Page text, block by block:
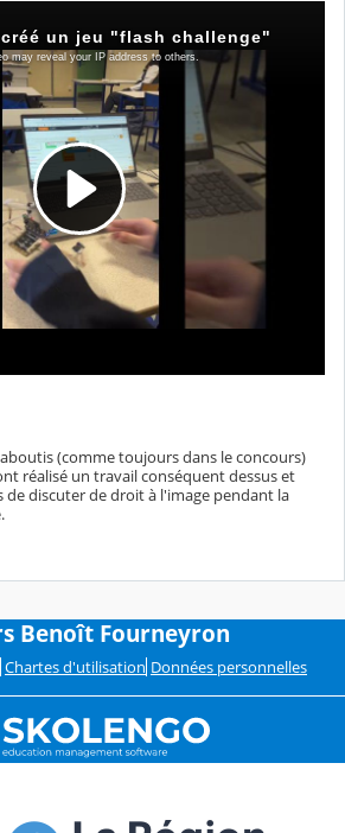
(comme toujours dans le concours)
réalisé un travail conséquent dessus et
de discuter de droit à l'image pendant la
Benoît Fourneyron
Chartes d'utilisation Données personnelles